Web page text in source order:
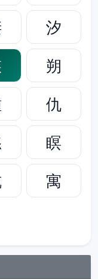
汐
朔
仇
瞑
寓